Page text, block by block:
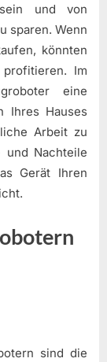
und von
sparen. Wenn
könnten
Im
eine
Ihres Hauses
Arbeit zu
Nachteile
Gerät Ihren
sind die